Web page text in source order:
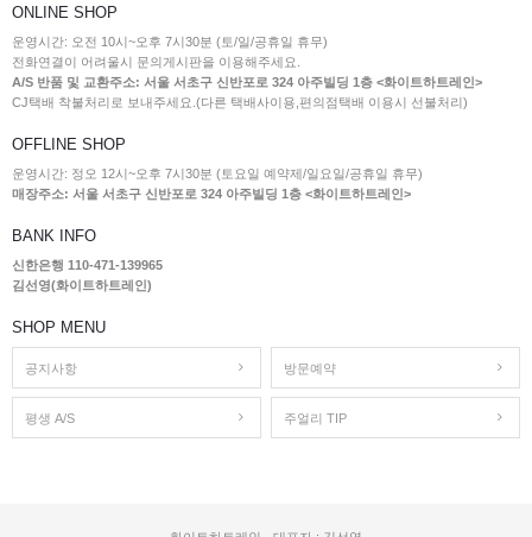
ONLINE SHOP
운영시간: 오전 10시~오후 7시30분 (토/일/공휴일 휴무)
전화연결이 어려울시 문의게시판을 이용해주세요.
A/S 반품 및 교환주소: 서울 서초구 신반포로 324 아주빌딩 1층 <화이트하트레인>
CJ택배 착불처리로 보내주세요.(다른 택배사이용,편의점택배 이용시 선불처리)
OFFLINE SHOP
운영시간: 정오 12시~오후 7시30분 (토요일 예약제/일요일/공휴일 휴무)
매장주소: 서울 서초구 신반포로 324 아주빌딩 1층 <화이트하트레인>
BANK INFO
신한은행 110-471-139965
김선영(화이트하트레인)
SHOP MENU
공지사항 방문예약
평생 A/S 주얼리 TIP